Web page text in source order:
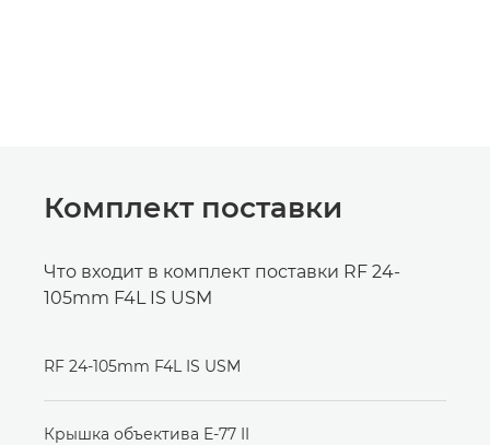
Комплект поставки
Что входит в комплект поставки RF 24-
105mm F4L IS USM
RF 24-105mm F4L IS USM
Крышка объектива E-77 II